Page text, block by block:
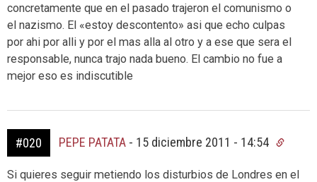
concretamente que en el pasado trajeron el comunismo o
el nazismo. El «estoy descontento» asi que echo culpas
por ahi por alli y por el mas alla al otro y a ese que sera el
responsable, nunca trajo nada bueno. El cambio no fue a
mejor eso es indiscutible
#020 PEPE PATATA - 15 diciembre 2011 - 14:54
Si quieres seguir metiendo los disturbios de Londres en el